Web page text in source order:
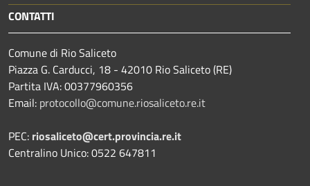
CONTATTI
Comune di Rio Saliceto
Piazza G. Carducci, 18 - 42010 Rio Saliceto (RE)
Partita IVA: 00377960356
Email: protocollo@comune.riosaliceto.re.it
PEC: riosaliceto@cert.provincia.re.it
Centralino Unico: 0522 647811